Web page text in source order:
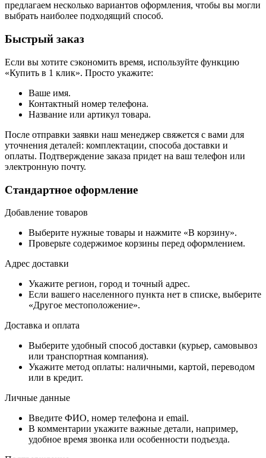
предлагаем несколько вариантов оформления, чтобы вы могли
выбрать наиболее подходящий способ.
Быстрый заказ
Если вы хотите сэкономить время, используйте функцию
«Купить в 1 клик». Просто укажите:
Ваше имя.
Контактный номер телефона.
Название или артикул товара.
После отправки заявки наш менеджер свяжется с вами для
уточнения деталей: комплектации, способа доставки и
оплаты. Подтверждение заказа придет на ваш телефон или
электронную почту.
Стандартное оформление
Добавление товаров
Выберите нужные товары и нажмите «В корзину».
Проверьте содержимое корзины перед оформлением.
Адрес доставки
Укажите регион, город и точный адрес.
Если вашего населенного пункта нет в списке, выберите
«Другое местоположение».
Доставка и оплата
Выберите удобный способ доставки (курьер, самовывоз
или транспортная компания).
Укажите метод оплаты: наличными, картой, переводом
или в кредит.
Личные данные
Введите ФИО, номер телефона и email.
В комментарии укажите важные детали, например,
удобное время звонка или особенности подъезда.